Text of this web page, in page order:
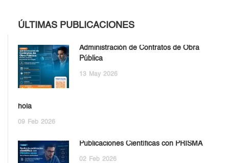
ÚLTIMAS PUBLICACIONES
Administración de Contratos de Obra
Pública
13 May 2026
hola
09 Feb 2026
Publicaciones Científicas con PRISMA
02 Feb 2026